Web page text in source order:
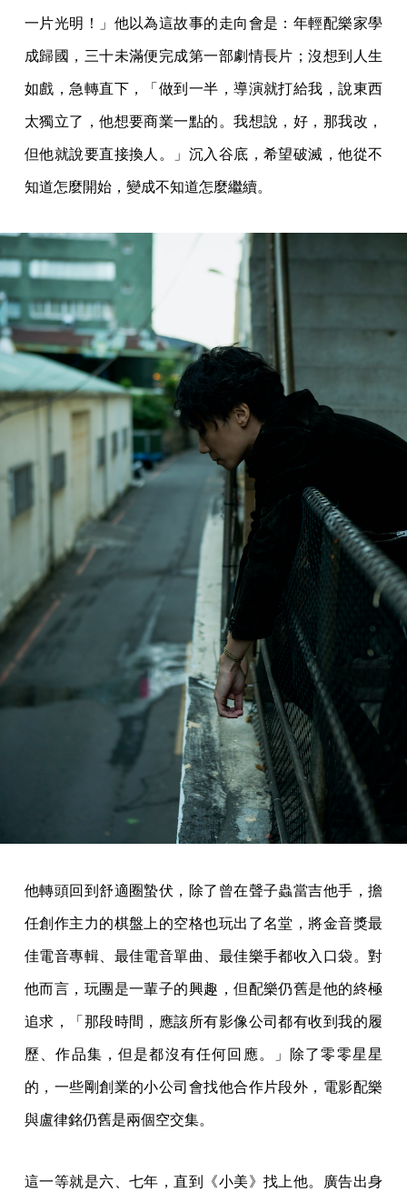
一片光明！」他以為這故事的走向會是：年輕配樂家學
成歸國，三十未滿便完成第一部劇情長片；沒想到人生
如戲，急轉直下，「做到一半，導演就打給我，說東西
太獨立了，他想要商業一點的。我想說，好，那我改，
但他就說要直接換人。」沉入谷底，希望破滅，他從不
知道怎麼開始，變成不知道怎麼繼續。
他轉頭回到舒適圈蟄伏，除了曾在聲子蟲當吉他手，擔
任創作主力的棋盤上的空格也玩出了名堂，將金音獎最
佳電音專輯、最佳電音單曲、最佳樂手都收入口袋。對
他而言，玩團是一輩子的興趣，但配樂仍舊是他的終極
追求，「那段時間，應該所有影像公司都有收到我的履
歷、作品集，但是都沒有任何回應。」除了零零星星
的，一些剛創業的小公司會找他合作片段外，電影配樂
與盧律銘仍舊是兩個空交集。
這一等就是六、七年，直到《小美》找上他。廣告出身